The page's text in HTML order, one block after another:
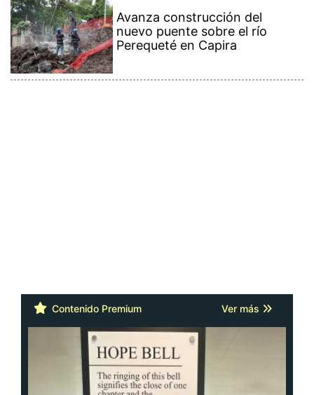
Avanza construcción del
nuevo puente sobre el río
Perequeté en Capira
Contenido Premium Ver más